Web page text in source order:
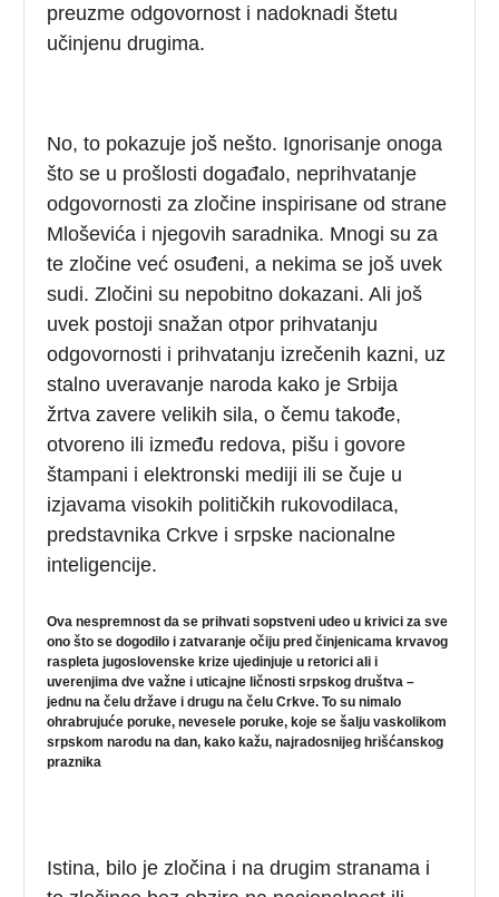
preuzme odgovornost i nadoknadi štetu
učinjenu drugima.
No, to pokazuje još nešto. Ignorisanje onoga
što se u prošlosti događalo, neprihvatanje
odgovornosti za zločine inspirisane od strane
Mloševića i njegovih saradnika. Mnogi su za
te zločine već osuđeni, a nekima se još uvek
sudi. Zločini su nepobitno dokazani. Ali još
uvek postoji snažan otpor prihvatanju
odgovornosti i prihvatanju izrečenih kazni, uz
stalno uveravanje naroda kako je Srbija
žrtva zavere velikih sila, o čemu takođe,
otvoreno ili između redova, pišu i govore
štampani i elektronski mediji ili se čuje u
izjavama visokih političkih rukovodilaca,
predstavnika Crkve i srpske nacionalne
inteligencije.
Ova nespremnost da se prihvati sopstveni udeo u krivici za sve
ono što se dogodilo i zatvaranje očiju pred činjenicama krvavog
raspleta jugoslovenske krize ujedinjuje u retorici ali i
uverenjima dve važne i uticajne ličnosti srpskog društva –
jednu na čelu države i drugu na čelu Crkve.To su nimalo
ohrabrujuće poruke, nevesele poruke, koje se šalju vaskolikom
srpskom narodu na dan, kako kažu, najradosnijeg hrišćanskog
praznika
Istina, bilo je zločina i na drugim stranama i